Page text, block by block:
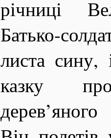
річниці
Батько-
листа сину,
казку